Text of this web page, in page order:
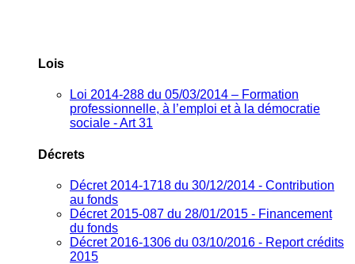
Lois
Loi 2014-288 du 05/03/2014 – Formation
professionnelle, à l’emploi et à la démocratie
sociale - Art 31
Décrets
Décret 2014-1718 du 30/12/2014 - Contribution
au fonds
Décret 2015-087 du 28/01/2015 - Financement
du fonds
Décret 2016-1306 du 03/10/2016 - Report crédits
2015